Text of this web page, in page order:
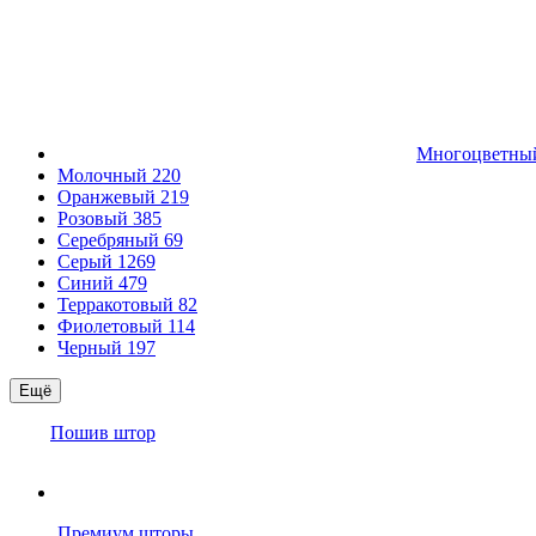
Молочный 220
Оранжевый 219
Розовый 385
Серебряный 69
Серый 1269
Синий 479
Терракотовый 82
Фиолетовый 114
Черный 197
Ещё
Пошив штор